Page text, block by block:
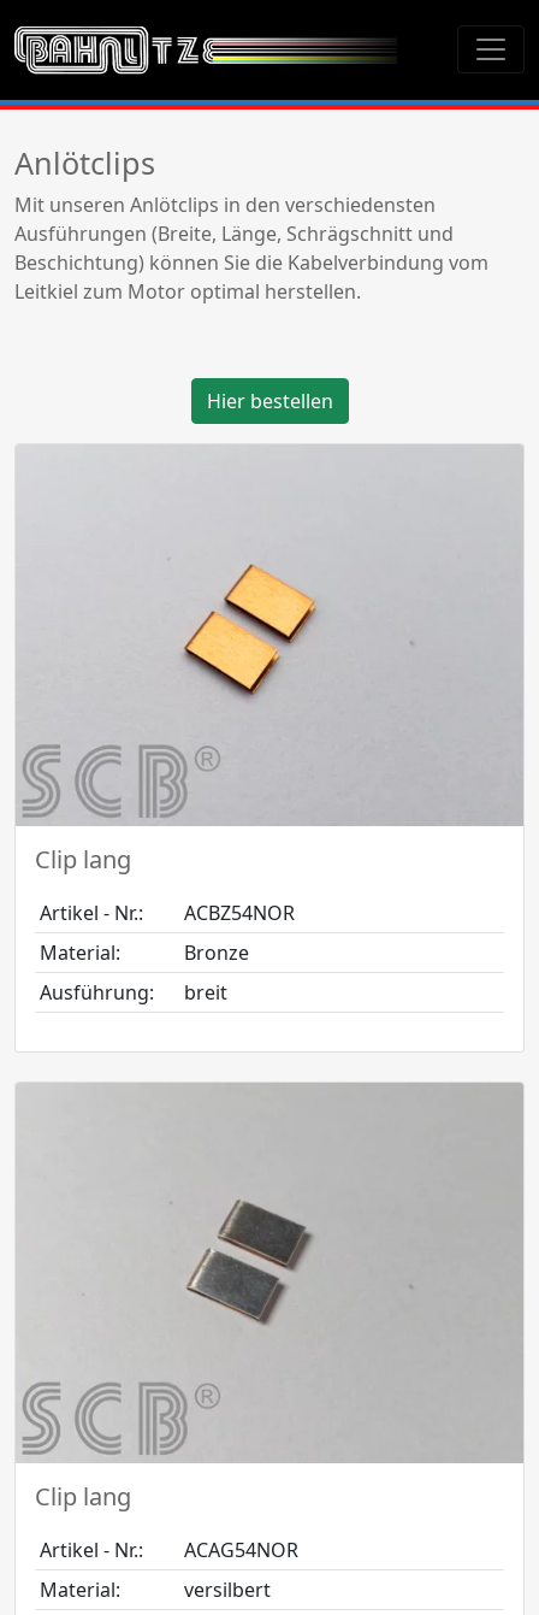
Anlötclips
Mit unseren Anlötclips in den verschiedensten
Ausführungen (Breite, Länge, Schrägschnitt und
Beschichtung) können Sie die Kabelverbindung vom
Leitkiel zum Motor optimal herstellen.
Hier bestellen
Clip lang
Artikel - Nr.:
ACBZ54NOR
Material:
Bronze
Ausführung:
breit
Clip lang
Artikel - Nr.:
ACAG54NOR
Material:
versilbert